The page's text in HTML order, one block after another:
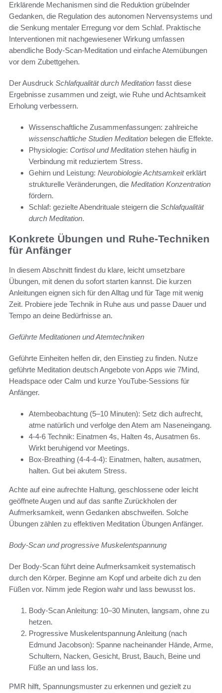
Erklärende Mechanismen sind die Reduktion grübelnder
Gedanken, die Regulation des autonomen Nervensystems und
die Senkung mentaler Erregung vor dem Schlaf. Praktische
Interventionen mit nachgewiesener Wirkung umfassen
abendliche Body-Scan-Meditation und einfache Atemübungen
vor dem Zubettgehen.
Der Ausdruck Schlafqualität durch Meditation fasst diese
Ergebnisse zusammen und zeigt, wie Ruhe und Achtsamkeit
Erholung verbessern.
Wissenschaftliche Zusammenfassungen: zahlreiche
wissenschaftliche Studien Meditation belegen die Effekte.
Physiologie: Cortisol und Meditation stehen häufig in
Verbindung mit reduziertem Stress.
Gehirn und Leistung: Neurobiologie Achtsamkeiterklärt
strukturelle Veränderungen, die Meditation Konzentration
fördern.
Schlaf: gezielte Abendrituale steigern die Schlafqualität
durch Meditation.
Konkrete Übungen und Ruhe-Techniken
für Anfänger
In diesem Abschnitt findest du klare, leicht umsetzbare
Übungen, mit denen du sofort starten kannst. Die kurzen
Anleitungen eignen sich für den Alltag und für Tage mit wenig
Zeit. Probiere jede Technik in Ruhe aus und passe Dauer und
Tempo an deine Bedürfnisse an.
Geführte Meditationen und Atemtechniken
Geführte Einheiten helfen dir, den Einstieg zu finden. Nutze
geführte Meditation deutsch Angebote von Apps wie 7Mind,
Headspace oder Calm und kurze YouTube-Sessions für
Anfänger.
Atembeobachtung (5–10 Minuten): Setz dich aufrecht,
atme natürlich und verfolge den Atem am Naseneingang.
4-4-6 Technik: Einatmen 4s, Halten 4s, Ausatmen 6s.
Wirkt beruhigend vor Meetings.
Box-Breathing (4-4-4-4): Einatmen, halten, ausatmen,
halten. Gut bei akutem Stress.
Achte auf eine aufrechte Haltung, geschlossene oder leicht
geöffnete Augen und auf das sanfte Zurückholen der
Aufmerksamkeit, wenn Gedanken abschweifen. Solche
Übungen zählen zu effektiven Meditation Übungen Anfänger.
Body-Scan und progressive Muskelentspannung
Der Body-Scan führt deine Aufmerksamkeit systematisch
durch den Körper. Beginne am Kopf und arbeite dich zu den
Füßen vor. Nimm jede Region wahr und lass bewusst los.
Body-Scan Anleitung: 10–30 Minuten, langsam, ohne zu
hetzen.
Progressive Muskelentspannung Anleitung (nach
Edmund Jacobson): Spanne nacheinander Hände, Arme,
Schultern, Nacken, Gesicht, Brust, Bauch, Beine und
Füße an und lass los.
PMR hilft, Spannungsmuster zu erkennen und gezielt zu